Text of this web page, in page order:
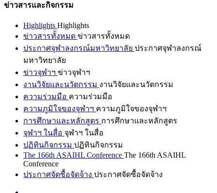
ข่าวสารและกิจกรรม
Highlights Highlights
ข่าวสารทั้งหมด ข่าวสารทั้งหมด
ประกาศจุฬาลงกรณ์มหาวิทยาลัย ประกาศจุฬาลงกรณ์
มหาวิทยาลัย
ข่าวจุฬาฯ ข่าวจุฬาฯ
งานวิจัยและนวัตกรรม งานวิจัยและนวัตกรรม
ความร่วมมือ ความร่วมมือ
ความภูมิใจของจุฬาฯ ความภูมิใจของจุฬาฯ
การศึกษาและหลักสูตร การศึกษาและหลักสูตร
จุฬาฯ ในสื่อ จุฬาฯ ในสื่อ
ปฏิทินกิจกรรม ปฏิทินกิจกรรม
The 166th ASAIHL Conference The 166th ASAIHL
Conference
ประกาศจัดซื้อจัดจ้าง ประกาศจัดซื้อจัดจ้าง